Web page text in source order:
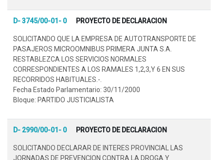
D- 3745/00-01- 0 PROYECTO DE DECLARACION
SOLICITANDO QUE LA EMPRESA DE AUTOTRANSPORTE DE
PASAJEROS MICROOMNIBUS PRIMERA JUNTA S.A.
RESTABLEZCA LOS SERVICIOS NORMALES
CORRESPONDIENTES A LOS RAMALES 1,2,3,Y 6 EN SUS
RECORRIDOS HABITUALES.-.
Fecha Estado Parlamentario: 30/11/2000
Bloque: PARTIDO JUSTICIALISTA
D- 2990/00-01- 0 PROYECTO DE DECLARACION
SOLICITANDO DECLARAR DE INTERES PROVINCIAL LAS
JORNADAS DE PREVENCION CONTRA LA DROGA Y